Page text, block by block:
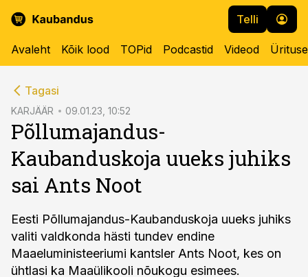
Telli
Avaleht Kõik lood TOPid Podcastid Videod
Tagasi
KARJÄÄR 09.01.23, 10:52
Põllumajandus-
Kaubanduskoja uueks juhiks
sai Ants Noot
Eesti Põllumajandus-Kaubanduskoja uueks juhiks
valiti valdkonda hästi tundev endine
Maaeluministeeriumi kantsler Ants Noot, kes on
ühtlasi ka Maaülikooli nõukogu esimees.